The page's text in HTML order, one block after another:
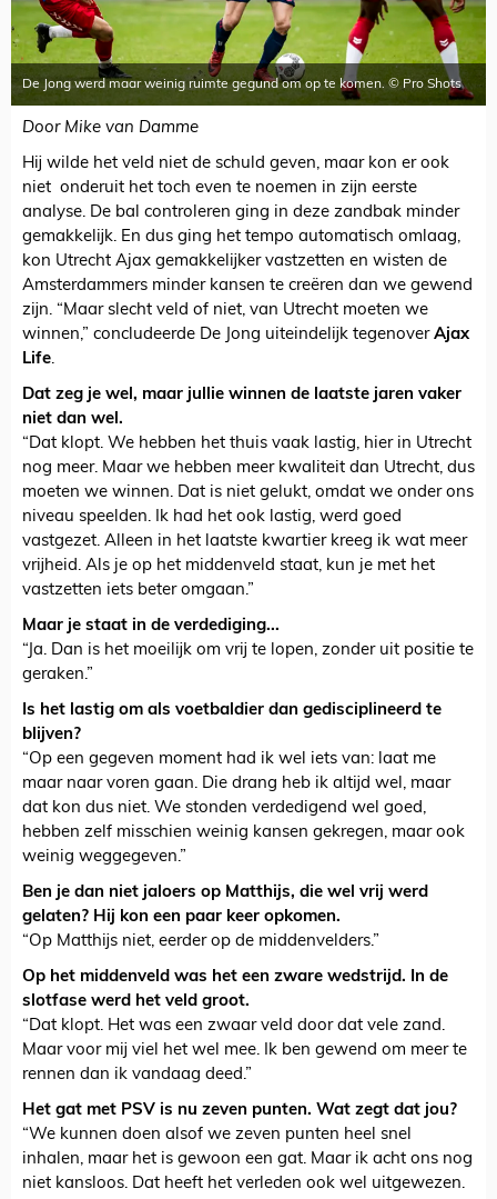
De Jong werd maar weinig ruimte gegund om op te komen. © Pro Shots
Door Mike van Damme
Hij wilde het veld niet de schuld geven, maar kon er ook
niet onderuit het toch even te noemen in zijn eerste
analyse. De bal controleren ging in deze zandbak minder
gemakkelijk. En dus ging het tempo automatisch omlaag,
kon Utrecht Ajax gemakkelijker vastzetten en wisten de
Amsterdammers minder kansen te creëren dan we gewend
zijn. “Maar slecht veld of niet, van Utrecht moeten we
winnen,” concludeerde De Jong uiteindelijk tegenover Ajax
Life.
Dat zeg je wel, maar jullie winnen de laatste jaren vaker
niet dan wel.
“Dat klopt. We hebben het thuis vaak lastig, hier in Utrecht
nog meer. Maar we hebben meer kwaliteit dan Utrecht, dus
moeten we winnen. Dat is niet gelukt, omdat we onder ons
niveau speelden. Ik had het ook lastig, werd goed
vastgezet. Alleen in het laatste kwartier kreeg ik wat meer
vrijheid. Als je op het middenveld staat, kun je met het
vastzetten iets beter omgaan.”
Maar je staat in de verdediging...
“Ja. Dan is het moeilijk om vrij te lopen, zonder uit positie te
geraken.”
Is het lastig om als voetbaldier dan gedisciplineerd te
blijven?
“Op een gegeven moment had ik wel iets van: laat me
maar naar voren gaan. Die drang heb ik altijd wel, maar
dat kon dus niet. We stonden verdedigend wel goed,
hebben zelf misschien weinig kansen gekregen, maar ook
weinig weggegeven.”
Ben je dan niet jaloers op Matthijs, die wel vrij werd
gelaten? Hij kon een paar keer opkomen.
“Op Matthijs niet, eerder op de middenvelders.”
Op het middenveld was het een zware wedstrijd. In de
slotfase werd het veld groot.
“Dat klopt. Het was een zwaar veld door dat vele zand.
Maar voor mij viel het wel mee. Ik ben gewend om meer te
rennen dan ik vandaag deed.”
Het gat met PSV is nu zeven punten. Wat zegt dat jou?
“We kunnen doen alsof we zeven punten heel snel
inhalen, maar het is gewoon een gat. Maar ik acht ons nog
niet kansloos. Dat heeft het verleden ook wel uitgewezen.